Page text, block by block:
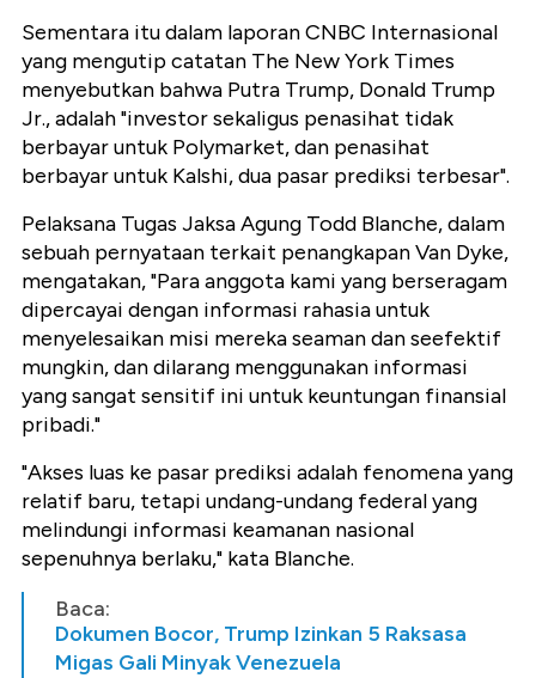
Sementara itu dalam laporan CNBC Internasional
yang mengutip catatan The New York Times
menyebutkan bahwa Putra Trump, Donald Trump
Jr., adalah "investor sekaligus penasihat tidak
berbayar untuk Polymarket, dan penasihat
berbayar untuk Kalshi, dua pasar prediksi terbesar".
Pelaksana Tugas Jaksa Agung Todd Blanche, dalam
sebuah pernyataan terkait penangkapan Van Dyke,
mengatakan, "Para anggota kami yang berseragam
dipercayai dengan informasi rahasia untuk
menyelesaikan misi mereka seaman dan seefektif
mungkin, dan dilarang menggunakan informasi
yang sangat sensitif ini untuk keuntungan finansial
pribadi."
"Akses luas ke pasar prediksi adalah fenomena yang
relatif baru, tetapi undang-undang federal yang
melindungi informasi keamanan nasional
sepenuhnya berlaku," kata Blanche.
Baca:
Dokumen Bocor, Trump Izinkan 5 Raksasa
Migas Gali Minyak Venezuela